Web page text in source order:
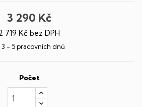
3 290 Kč
719 Kč bez DPH
3 - 5 pracovních dnů
Počet